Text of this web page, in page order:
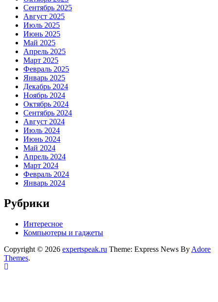
Сентябрь 2025
Август 2025
Июль 2025
Июнь 2025
Май 2025
Апрель 2025
Март 2025
Февраль 2025
Январь 2025
Декабрь 2024
Ноябрь 2024
Октябрь 2024
Сентябрь 2024
Август 2024
Июль 2024
Июнь 2024
Май 2024
Апрель 2024
Март 2024
Февраль 2024
Январь 2024
Рубрики
Интересное
Компьютеры и гаджеты
Copyright © 2026 expertspeak.ru Theme: Express News By Adore
Themes.